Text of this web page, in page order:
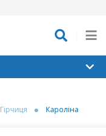
Гірчиця Кароліна